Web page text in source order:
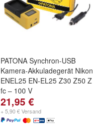
PATONA Synchron-USB
Kamera-Akkuladegerät Nikon
ENEL25 EN-EL25 Z30 Z50 Z
fc – 100 V
21,95 €
+ 5,90 € Versand